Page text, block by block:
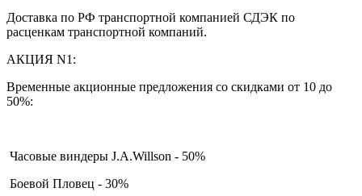
Доставка по РФ транспортной компанией СДЭК по
расценкам транспортной компаний.
АКЦИЯ N1:
Временные акционные предложения со скидками от 10 до
50%:
Часовые виндеры J.A.Willson - 50%
Боевой Пловец - 30%